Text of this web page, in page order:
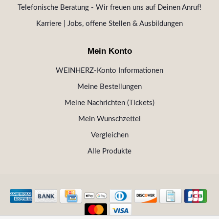
Telefonische Beratung - Wir freuen uns auf Deinen Anruf!
Karriere | Jobs, offene Stellen & Ausbildungen
Mein Konto
WEINHERZ-Konto Informationen
Meine Bestellungen
Meine Nachrichten (Tickets)
Mein Wunschzettel
Vergleichen
Alle Produkte